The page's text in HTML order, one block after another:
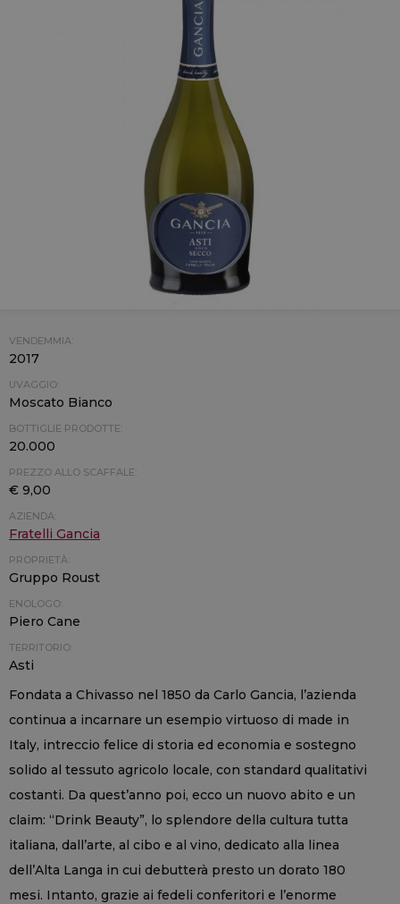
VENDEMMIA:
2017
UVAGGIO:
Moscato Bianco
BOTTIGLIE PRODOTTE:
20.000
PREZZO ALLO SCAFFALE:
€ 9,00
AZIENDA:
Fratelli Gancia
PROPRIETÀ:
Gruppo Roust
ENOLOGO:
Piero Cane
TERRITORIO:
Asti
Fondata a Chivasso nel 1850 da Carlo Gancia, l’azienda
continua a incarnare un esempio virtuoso di made in
Italy, intreccio felice di storia ed economia e sostegno
solido al tessuto agricolo locale, con standard qualitativi
costanti. Da quest’anno poi, ecco un nuovo abito e un
claim: “Drink Beauty”, lo splendore della cultura tutta
italiana, dall’arte, al cibo e al vino, dedicato alla linea
dell’Alta Langa in cui debutterà presto un dorato 180
mesi. Intanto, grazie ai fedeli conferitori e l’enorme